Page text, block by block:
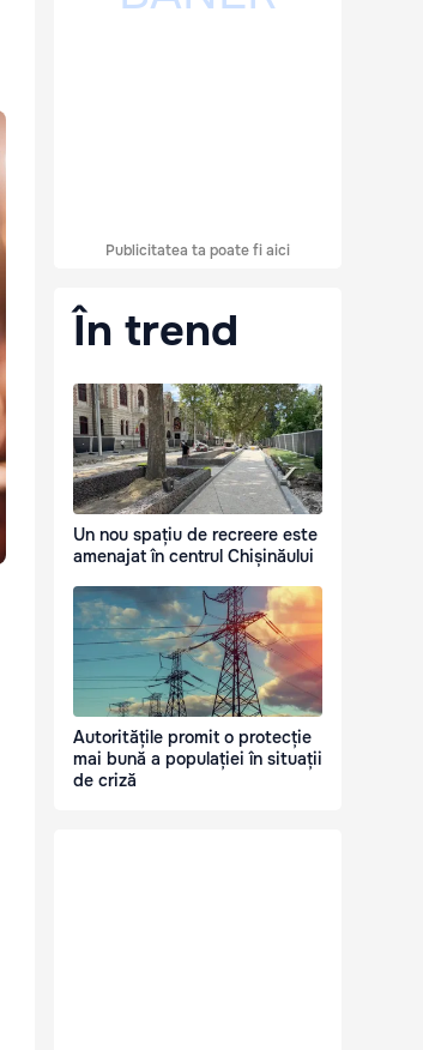
Publicitatea ta poate fi aici
În trend
Un nou spațiu de recreere este
amenajat în centrul Chișinăului
Autoritățile promit o protecție
mai bună a populației în situații
de criză